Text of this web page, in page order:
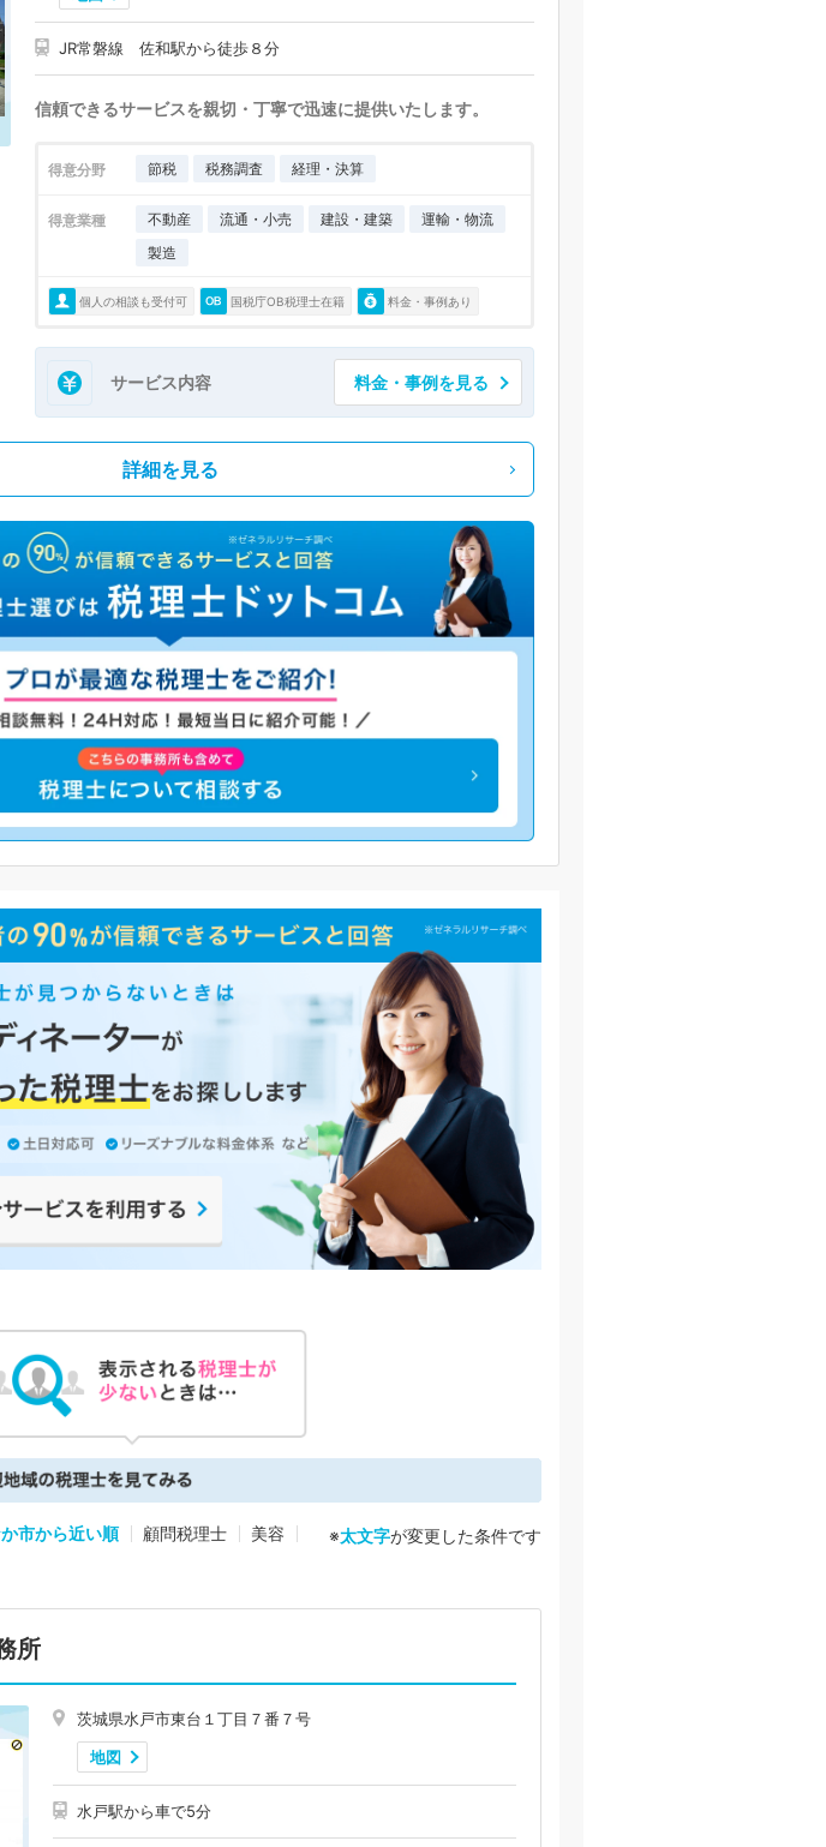
JR常磐線 佐和駅から徒歩８分
信頼できるサービスを親切・丁寧で迅速に提供いたします。
得意分野 節税 税務調査 経理・決算
得意業種 不動産 流通・小売 建設・建築
運輸・物流
製造
個人の相談も受付可 国税庁OB税理士在籍 料金・事例あり
サービス内容 料金・事例を見る
詳細を見る
市から近い順 顧問税理士 美容 ※太文字が変更した条件です
所
茨城県水戸市東台１丁目７番７号
地図
水戸駅から車で5分